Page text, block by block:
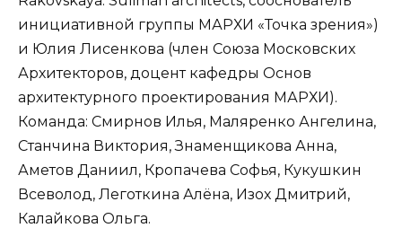
инициативной группы МАРХИ «Точка зрения»)
и Юлия Лисенкова (член Союза Московских
Архитекторов, доцент кафедры Основ
архитектурного проектирования МАРХИ).
Команда: Смирнов Илья, Маляренко Ангелина,
Станчина Виктория, Знаменщикова Анна,
Аметов Даниил, Кропачева Софья, Кукушкин
Всеволод, Леготкина Алёна, Изох Дмитрий,
Калайкова Ольга.